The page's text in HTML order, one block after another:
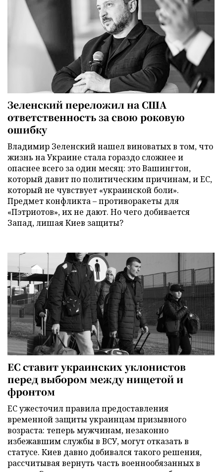
Зеленский переложил на США
ответственность за свою роковую
ошибку
Владимир Зеленский нашел виноватых в том, что
жизнь на Украине стала гораздо сложнее и
опаснее всего за один месяц: это Вашингтон,
который давит по политическим причинам, и ЕС,
который не чувствует «украинской боли».
Предмет конфликта – противоракеты для
«Пэтриотов», их не дают. Но чего добивается
Запад, лишая Киев защиты?
ЕС ставит украинских уклонистов
перед выбором между нищетой и
фронтом
ЕС ужесточил правила предоставления
временной защиты украинцам призывного
возраста: теперь мужчинам, незаконно
избежавшим службы в ВСУ, могут отказать в
статусе. Киев давно добивался такого решения,
рассчитывая вернуть часть военнообязанных в